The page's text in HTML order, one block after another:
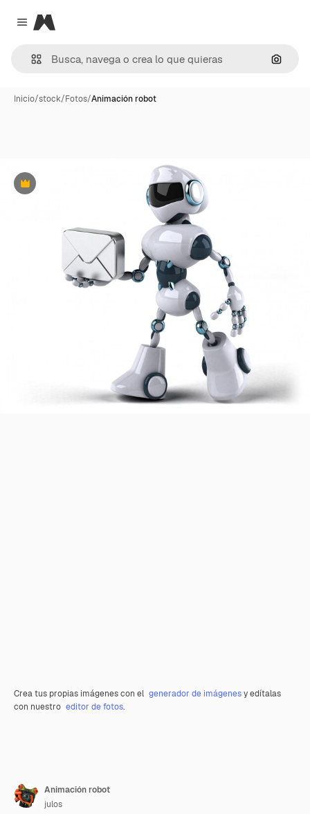
Close menu
Magnific
Inicio/stock/Fotos/Animación robot
Premium
Crea tus propias imágenes con el generador de imágenesy edítalas
con nuestro editor de fotos.
Animación robot
julos